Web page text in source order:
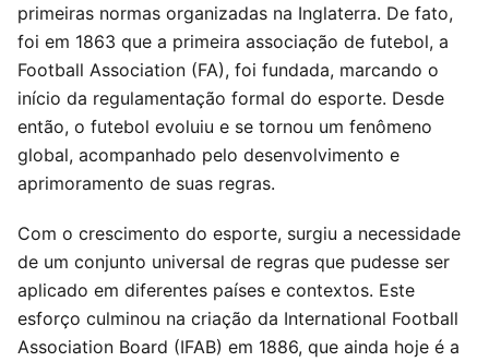
primeiras normas organizadas na Inglaterra. De fato,
foi em 1863 que a primeira associação de futebol, a
Football Association (FA), foi fundada, marcando o
início da regulamentação formal do esporte. Desde
então, o futebol evoluiu e se tornou um fenômeno
global, acompanhado pelo desenvolvimento e
aprimoramento de suas regras.
Com o crescimento do esporte, surgiu a necessidade
de um conjunto universal de regras que pudesse ser
aplicado em diferentes países e contextos. Este
esforço culminou na criação da International Football
Association Board (IFAB) em 1886, que ainda hoje é a